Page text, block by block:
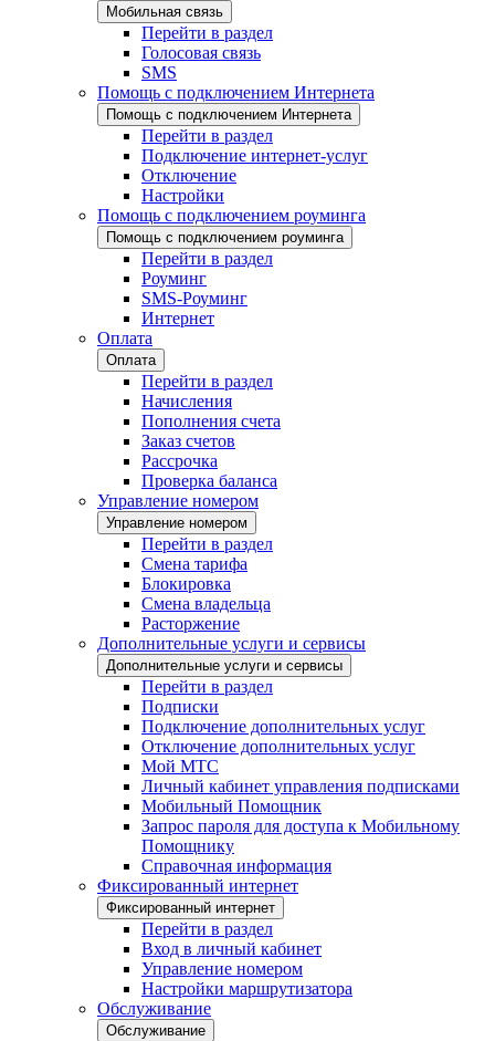
Мобильная связь
Перейти в раздел
Голосовая связь
SMS
Помощь с подключением Интернета
Помощь с подключением Интернета
Перейти в раздел
Подключение интернет-услуг
Отключение
Настройки
Помощь с подключением роуминга
Помощь с подключением роуминга
Перейти в раздел
Роуминг
SMS-Роуминг
Интернет
Оплата
Оплата
Перейти в раздел
Начисления
Пополнения счета
Заказ счетов
Рассрочка
Проверка баланса
Управление номером
Управление номером
Перейти в раздел
Смена тарифа
Блокировка
Смена владельца
Расторжение
Дополнительные услуги и сервисы
Дополнительные услуги и сервисы
Перейти в раздел
Подписки
Подключение дополнительных услуг
Отключение дополнительных услуг
Мой МТС
Личный кабинет управления подписками
Мобильный Помощник
Запрос пароля для доступа к Мобильному
Помощнику
Справочная информация
Фиксированный интернет
Фиксированный интернет
Перейти в раздел
Вход в личный кабинет
Управление номером
Настройки маршрутизатора
Обслуживание
Обслуживание